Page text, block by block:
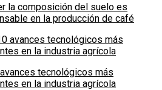
la composición del suelo es
en la producción de café
tecnológicos más
en la industria agrícola